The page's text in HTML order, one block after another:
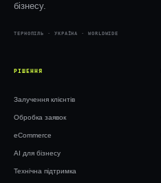
бізнесу.
ТЕРНОПІЛЬ · УКРАЇНА · WORLDWIDE
РІШЕННЯ
Залучення клієнтів
Обробка заявок
eCommerce
AI для бізнесу
Технічна підтримка